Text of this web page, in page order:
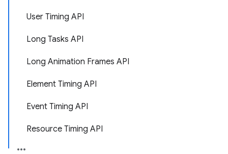
User Timing API
Long Tasks API
Long Animation Frames API
Element Timing API
Event Timing API
Resource Timing API